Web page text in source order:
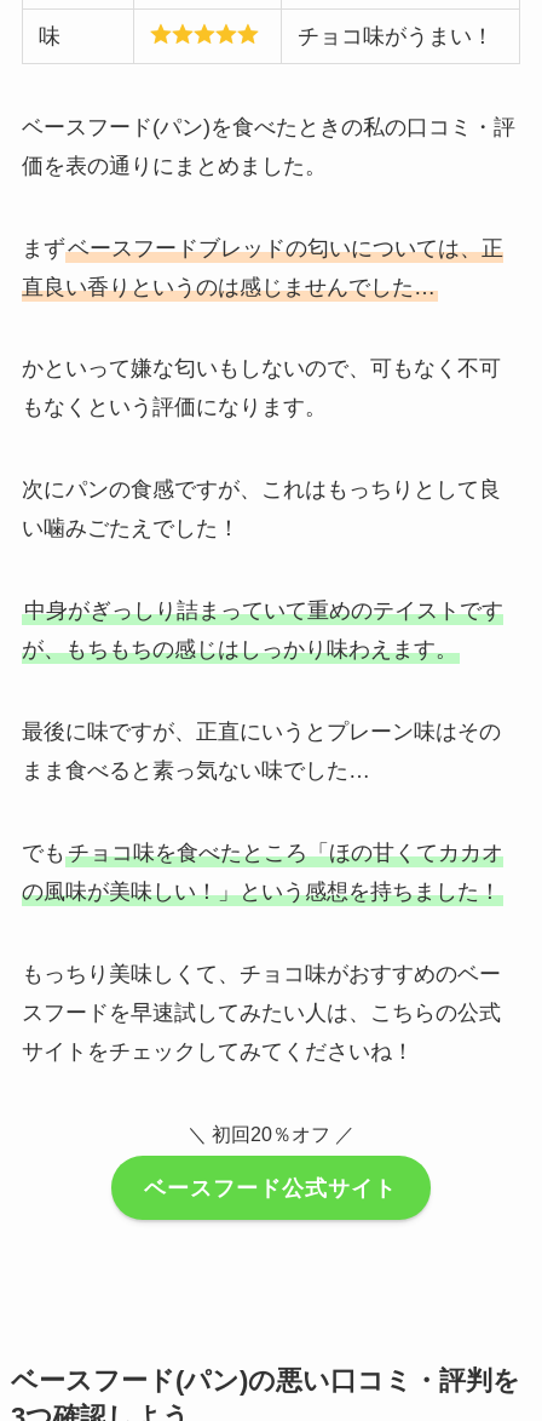
味 チョコ味がうまい！
ベースフード(パン)を食べたときの私の口コミ・評
価を表の通りにまとめました。
まずベースフードブレッドの匂いについては、正
直良い香りというのは感じませんでした…
かといって嫌な匂いもしないので、可もなく不可
もなくという評価になります。
次にパンの食感ですが、これはもっちりとして良
い噛みごたえでした！
中身がぎっしり詰まっていて重めのテイストです
が、もちもちの感じはしっかり味わえます。
最後に味ですが、正直にいうとプレーン味はその
まま食べると素っ気ない味でした…
でも チョコ味を食べたところ「ほの甘くてカカオ
の風味が美味しい！」という感想を持ちました！
もっちり美味しくて、チョコ味がおすすめのベー
スフードを早速試してみたい人は、こちらの公式
サイトをチェックしてみてくださいね！
＼ 初回20％オフ ／
ベースフード公式サイト
ベースフード(パン)の悪い口コミ・評判を